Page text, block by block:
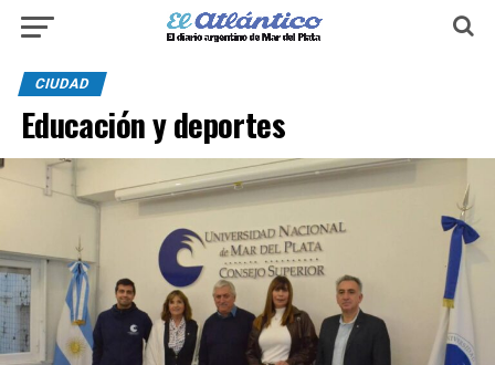
CIUDAD
Educación y deportes